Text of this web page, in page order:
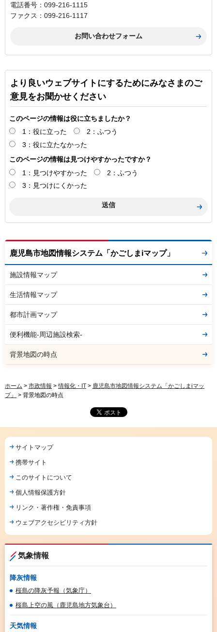
電話番号：099-216-1115
ファクス：099-216-1117
より良いウェブサイトにするためにみなさまのご
意見をお聞かせください
このページの情報は役に立ちましたか？
1：役に立った
2：ふつう
3：役に立たなかった
このページの情報は見つけやすかったですか？
1：見つけやすかった
2：ふつう
3：見つけにくかった
鹿児島市地図情報システム「かごしまiマップ」
施設情報マップ
生活情報マップ
都市計画マップ
便利機能-周辺施設検索-
背景地図の時点
ホーム > 市政情報 >情報化・IT > 鹿児島市地図情報システム「かごしまiマッ
プ」
> 背景地図の時点
サイトマップ
携帯サイト
このサイトについて
個人情報保護方針
リンク・著作権・免責事項
ウェブアクセシビリティ方針
気象情報
降灰情報
桜島の降灰予報（気象庁）
桜島上空の風（鹿児島地方気象台）
天気情報